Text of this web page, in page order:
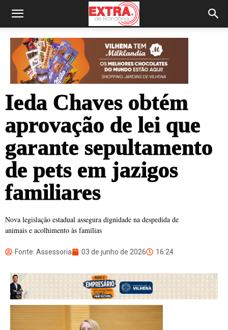
Ieda Chaves obtém
aprovação de lei que
garante sepultamento
de pets em jazigos
familiares
Nova legislação estadual assegura dignidade na despedida de
animais e acolhimento às famílias
Fonte: Assessoria 03 de junho de 2026 16:24